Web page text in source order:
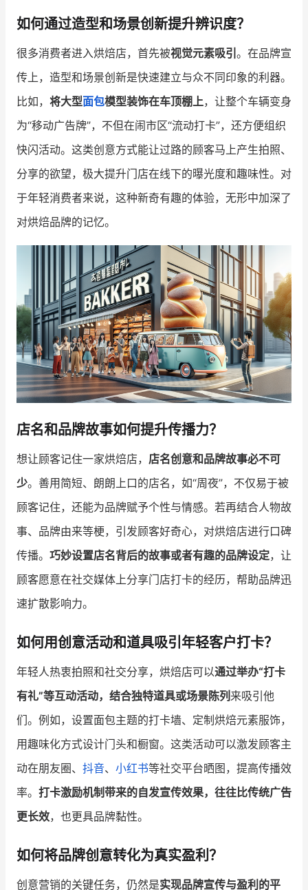
增长俱乐部 有赞商盟
商家社区 社群交流
入驻有赞 认证代理商
认证服务商 设计服务商
有赞云 数据通服务
如何通过造型和场景创新提升辨识度？
很多消费者进入烘焙店，首先被视觉元素吸引 。在品牌宣
传上，造型和场景创新是快速建立与众不同印象的利器。
比如， 将大型面包模型装饰在车顶棚上，让整个车辆变身
为“移动广告牌”，不但在闹市区“流动打卡”，还方便组织
快闪活动。这类创意方式能让过路的顾客马上产生拍照、
分享的欲望，极大提升门店在线下的曝光度和趣味性。对
于年轻消费者来说，这种新奇有趣的体验，无形中加深了
对烘焙品牌的记忆。
店名和品牌故事如何提升传播力？
想让顾客记住一家烘焙店， 店名创意和品牌故事必不可
少。善用简短、朗朗上口的店名，如“周夜”，不仅易于被
顾客记住，还能为品牌赋予个性与情感。若再结合人物故
事、品牌由来等梗，引发顾客好奇心，对烘焙店进行口碑
传播。 巧妙设置店名背后的故事或者有趣的品牌设定，让
顾客愿意在社交媒体上分享门店打卡的经历，帮助品牌迅
速扩散影响力。
如何用创意活动和道具吸引年轻客户打卡？
年轻人热衷拍照和社交分享，烘焙店可以通过举办“打卡
有礼”等互动活动，结合独特道具或场景陈列 来吸引他
们。例如，设置面包主题的打卡墙、定制烘焙元素服饰，
用趣味化方式设计门头和橱窗。这类活动可以激发顾客主
动在朋友圈、 抖音、 小红书等社交平台晒图，提高传播效
率。 打卡激励机制带来的自发宣传效果，往往比传统广告
更长效，也更具品牌黏性。
如何将品牌创意转化为真实盈利？
创意营销的关键任务，仍然是实现品牌宣传与盈利的平